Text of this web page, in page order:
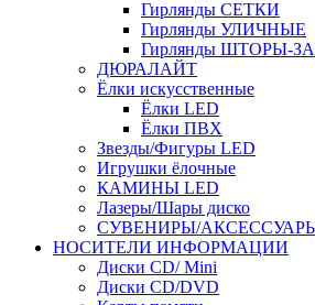
Гирлянды СЕТКИ
Гирлянды УЛИЧНЫЕ
Гирлянды ШТОРЫ-
ДЮРАЛАЙТ
Ёлки искусственные
Ёлки LED
Ёлки ПВХ
Звезды/Фигуры LED
Игрушки ёлочные
КАМИНЫ LED
Лазеры/Шары диско
СУВЕНИРЫ/
НОСИТЕЛИ ИНФОРМАЦИИ
Диски CD/ Mini
Диски CD/DVD